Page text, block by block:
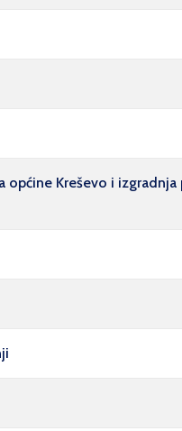
Kreševo i izgradnja